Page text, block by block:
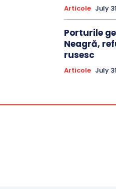
Articole July
Porturile
Neagră,
rusesc
Articole July